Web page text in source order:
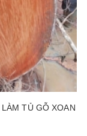
TỦ GỖ XOAN